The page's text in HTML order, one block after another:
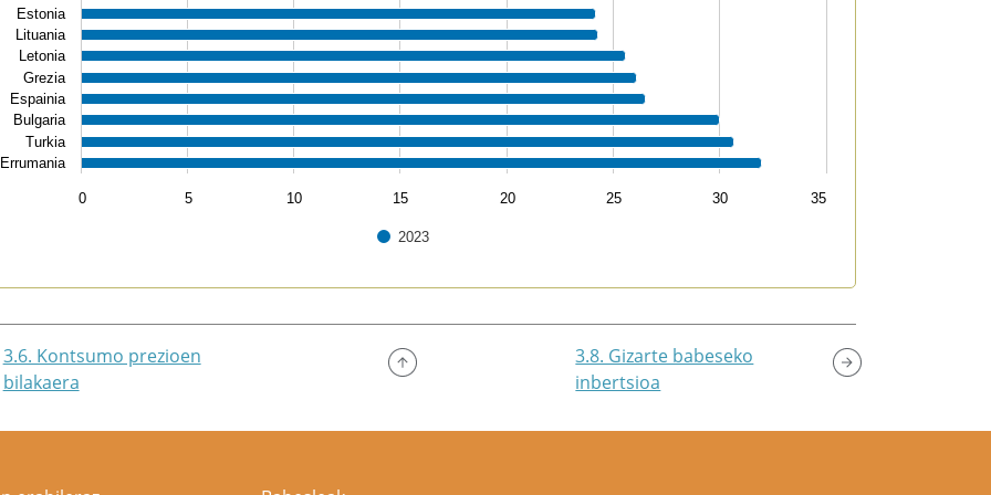
2023
Estonia
Lituania
Letonia
Grezia
Espainia
Bulgaria
Turkia
Errumania
0 10 20 30
5 15 25 35
3.6. Kontsumo prezioen
bilakaera
3.8. Gizarte babeseko
inbertsioa